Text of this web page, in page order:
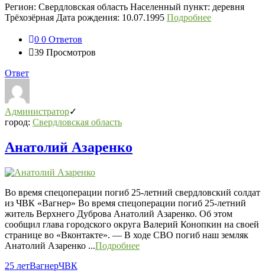
Регион: Свердловская область Населенный пункт: деревня
Трёхозёрная Дата рождения: 10.07.1995 Подробнее
0 0 Ответов
39 Просмотров
Ответ
Администратор
город: Свердловская область
Анатолий Азаренко
Во время спецоперации погиб 25-летний свердловский солдат
из ЧВК «Вагнер» Во время спецоперации погиб 25-летний
житель Верхнего Дуброва Анатолий Азаренко. Об этом
сообщил глава городского округа Валерий Конопкин на своей
странице во «Вконтакте». — В ходе СВО погиб наш земляк
Анатолий Азаренко ...Подробнее
25 летВагнерЧВК